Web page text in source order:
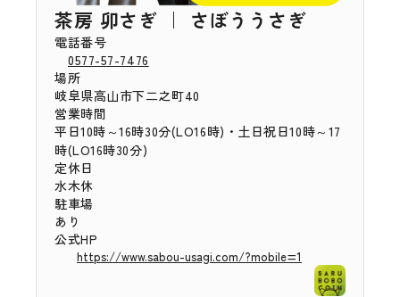
茶房 卯さぎ ｜ さぼううさぎ
電話番号
0577-57-7476
場所
岐阜県高山市下二之町40
営業時間
平日10時～16時30分(LO16時)・土日祝日10時～17
時(LO16時30分)
定休日
水木休
駐車場
あり
公式HP
https://www.sabou-usagi.com/?mobile=1